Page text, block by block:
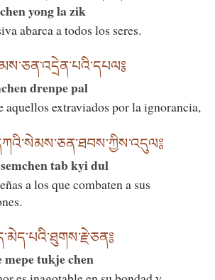
yong la zik
abarca a todos los seres.
drenpe pal
extraviados por la ignorancia,
tab kyi dul
a los que combaten a sus
mepe tukje chen